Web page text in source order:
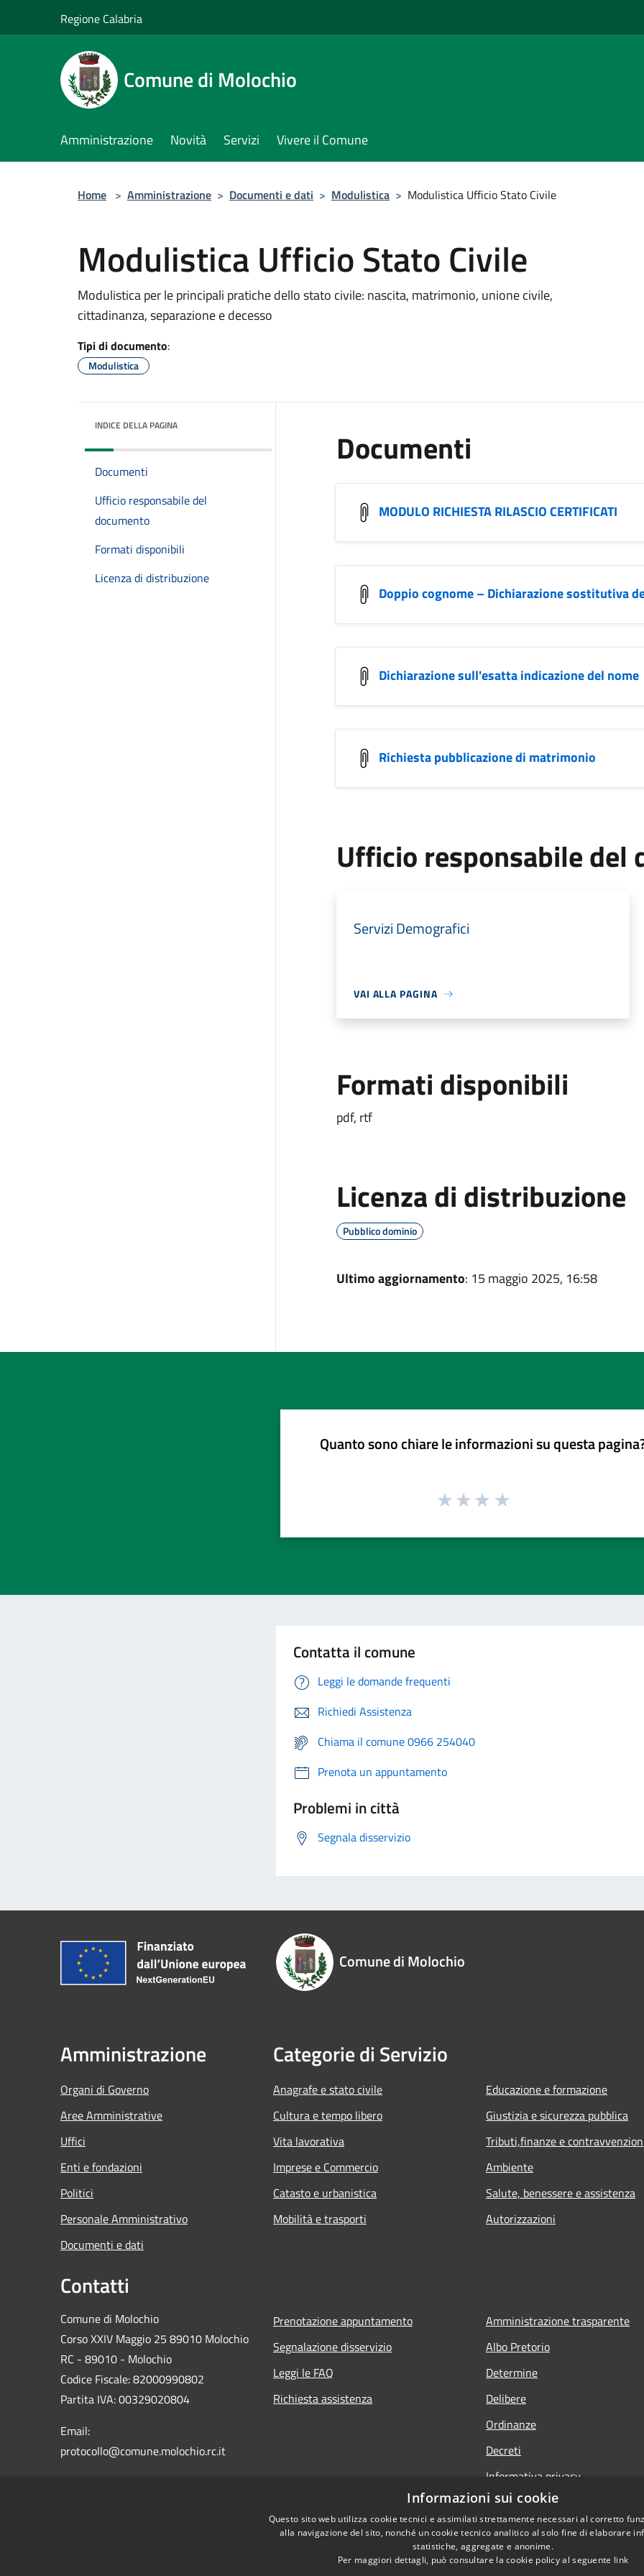
Regione Calabria
Comune di Molochio
Amministrazione Novità Servizi Vivere il Comune
Home > Amministrazione > Documenti e dati > Modulistica > Modulistica Ufficio Stato Civile
Modulistica Ufficio Stato Civile
Modulistica per le principali pratiche dello stato civile: nascita, matrimonio, unione civile,
cittadinanza, separazione e decesso
Tipi di documento:
Modulistica
INDICE DELLA PAGINA
Documenti
Ufficio responsabile del
documento
Formati disponibili
Licenza di distribuzione
Documenti
MODULO RICHIESTA RILASCIO CERTIFICATI
Doppio cognome – Dichiarazione sostitutiva
Dichiarazione sull'esatta indicazione del nome
Richiesta pubblicazione di matrimonio
Ufficio responsabile del
Servizi Demografici
VAI ALLA PAGINA
Formati disponibili
pdf, rtf
Licenza di distribuzione
Pubblico dominio
Ultimo aggiornamento: 15 maggio 2025, 16:58
Quanto sono chiare le informazioni su questa
Contatta il comune
Leggi le domande frequenti
Richiedi Assistenza
Chiama il comune 0966 254040
Prenota un appuntamento
Problemi in città
Segnala disservizio
Comune di Molochio
Amministrazione
Organi di Governo
Aree Amministrative
Uffici
Enti e fondazioni
Politici
Personale Amministrativo
Documenti e dati
Categorie di Servizio
Anagrafe e stato civile
Cultura e tempo libero
Vita lavorativa
Imprese e Commercio
Catasto e urbanistica
Mobilità e trasporti
Educazione e formazione
Giustizia e sicurezza pubblica
Tributi,finanze e
Ambiente
Salute, benessere e assistenza
Autorizzazioni
Contatti
Comune di Molochio
Corso XXIV Maggio 25 89010 Molochio
RC - 89010 - Molochio
Codice Fiscale: 82000990802
Partita IVA: 00329020804
Email:
protocollo@comune.molochio.rc.it
Prenotazione appuntamento
Segnalazione disservizio
Leggi le FAQ
Richiesta assistenza
Amministrazione trasparente
Albo Pretorio
Determine
Delibere
Ordinanze
Decreti
Informativa privacy
Note legali
Dichiarazione di accessibilità
Informazioni sui cookie
Questo sito web utilizza cookie tecnici e assimilati strettamente necessari al corretto
alla navigazione del sito, nonché un cookie tecnico analitico al solo fine di elaborare
statistiche, aggregate e anonime.
Per maggiori dettagli, può consultare la cookie policy al seguente link